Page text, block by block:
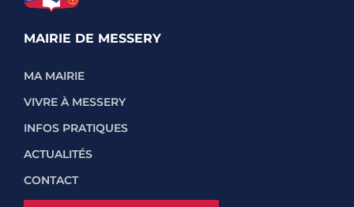
MAIRIE DE MESSERY
MA MAIRIE
VIVRE À MESSERY
INFOS PRATIQUES
ACTUALITÉS
CONTACT